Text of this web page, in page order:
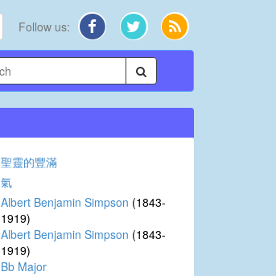
Follow us:
聖靈的豐滿
氣
Albert Benjamin Simpson (1843-
1919)
Albert Benjamin Simpson (1843-
1919)
Bb Major